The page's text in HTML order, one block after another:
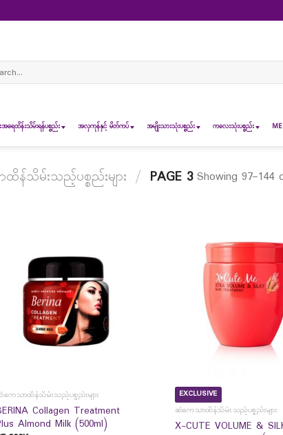
ရေထိန်းသိမ်းရန်ပစ္စည်း အလှကုန်နှင့် မိတ်ကပ် အမျိုးသားသုံးပစ္စည်း ကလေးသုံးပစ္စည်း
သိမ်းသည့်ပစ္စည်းများ / PAGE 3 Showing 97–144
ေသာထိန်သိမ်းသည့်ပစ္စည်းများ
Collagen Treatment
Almond Milk (500ml)
EXCLUSIVE
ဆံကေသာထိန်သိမ်းသည့်ပစ္စည်းများ
X-CUTE VOLUME &